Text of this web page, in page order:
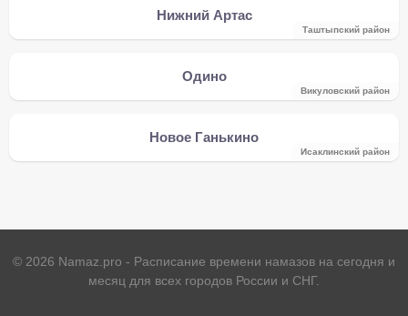
Нижний Артас
Таштыпский район
Одино
Викуловский район
Новое Ганькино
Исаклинский район
© 2026 Namaz.pro - Расписание времени намазов на сегодня и
месяц для всех городов России и СНГ.